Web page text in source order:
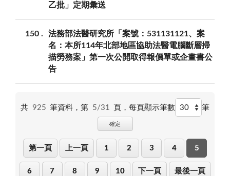
乙批」定期彙送
150
法務部法醫研究所「案號：531131121、案
名：本所114年北部地區協助法醫電腦斷層掃
描勞務案」第一次公開取得報價單或企畫書公
告
共 925 筆資料，第 5/31 頁，每頁顯示筆數 筆
確定
第一頁 上一頁 1 2 3 4 5
6 7 8 9 10 下一頁 最後一頁